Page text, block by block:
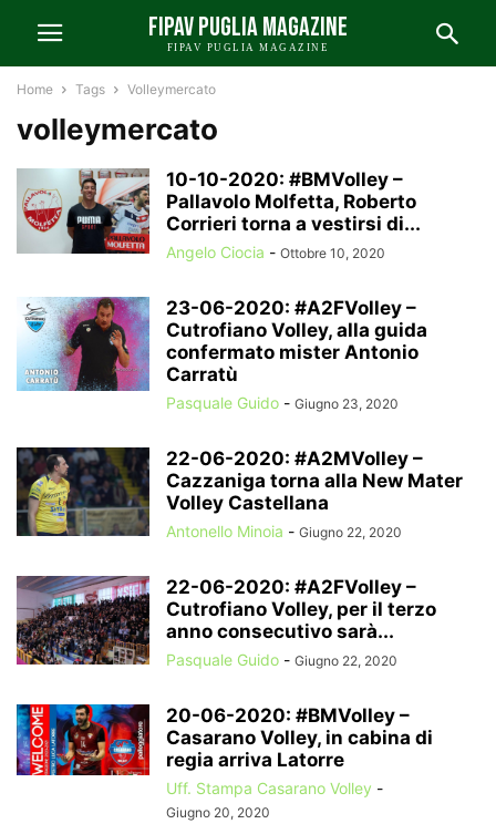
FIPAV PUGLIA MAGAZINE
FIPAV PUGLIA MAGAZINE
Home Tags Volleymercato
volleymercato
10-10-2020: #BMVolley –
Pallavolo Molfetta, Roberto
Corrieri torna a vestirsi di...
Angelo Ciocia - Ottobre 10, 2020
23-06-2020: #A2FVolley –
Cutrofiano Volley, alla guida
confermato mister Antonio
Carratù
Pasquale Guido - Giugno 23, 2020
22-06-2020: #A2MVolley –
Cazzaniga torna alla New Mater
Volley Castellana
Antonello Minoia - Giugno 22, 2020
22-06-2020: #A2FVolley –
Cutrofiano Volley, per il terzo
anno consecutivo sarà...
Pasquale Guido - Giugno 22, 2020
20-06-2020: #BMVolley –
Casarano Volley, in cabina di
regia arriva Latorre
Uff. Stampa Casarano Volley -
Giugno 20, 2020